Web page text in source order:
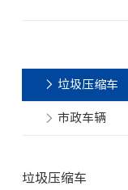
垃圾压缩车
市政车辆
垃圾压缩车